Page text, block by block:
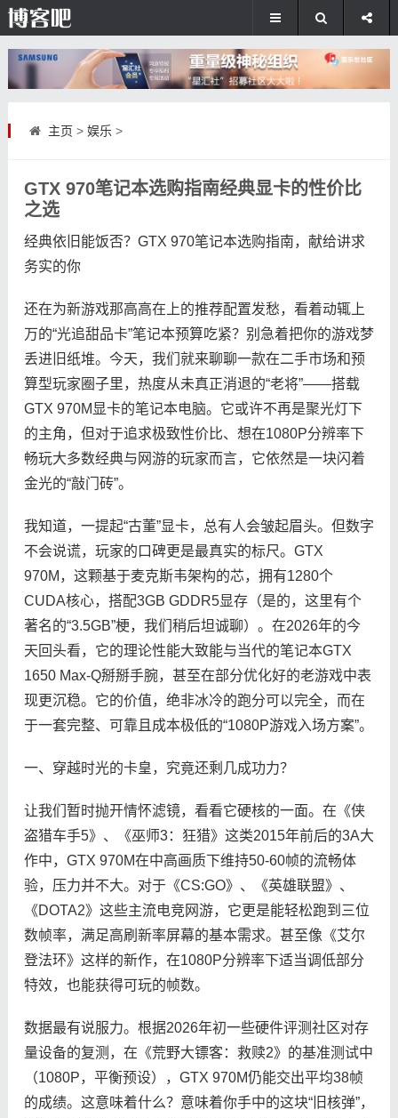
主页 > 娱乐 >
GTX 970笔记本选购指南经典显卡的性价比
之选
经典依旧能饭否？GTX 970笔记本选购指南，献给讲求
务实的你
还在为新游戏那高高在上的推荐配置发愁，看着动辄上
万的“光追甜品卡”笔记本预算吃紧？别急着把你的游戏梦
丢进旧纸堆。今天，我们就来聊聊一款在二手市场和预
算型玩家圈子里，热度从未真正消退的“老将”——搭载
GTX 970M显卡的笔记本电脑。它或许不再是聚光灯下
的主角，但对于追求极致性价比、想在1080P分辨率下
畅玩大多数经典与网游的玩家而言，它依然是一块闪着
金光的“敲门砖”。
我知道，一提起“古董”显卡，总有人会皱起眉头。但数字
不会说谎，玩家的口碑更是最真实的标尺。GTX
970M，这颗基于麦克斯韦架构的芯，拥有1280个
CUDA核心，搭配3GB GDDR5显存（是的，这里有个
著名的“3.5GB”梗，我们稍后坦诚聊）。在2026年的今
天回头看，它的理论性能大致能与当代的笔记本GTX
1650 Max-Q掰掰手腕，甚至在部分优化好的老游戏中表
现更沉稳。它的价值，绝非冰冷的跑分可以完全，而在
于一套完整、可靠且成本极低的“1080P游戏入场方案”。
一、穿越时光的卡皇，究竟还剩几成功力？
让我们暂时抛开情怀滤镜，看看它硬核的一面。在《侠
盗猎车手5》、《巫师3：狂猎》这类2015年前后的3A大
作中，GTX 970M在中高画质下维持50-60帧的流畅体
验，压力并不大。对于《CS:GO》、《英雄联盟》、
《DOTA2》这些主流电竞网游，它更是能轻松跑到三位
数帧率，满足高刷新率屏幕的基本需求。甚至像《艾尔
登法环》这样的新作，在1080P分辨率下适当调低部分
特效，也能获得可玩的帧数。
数据最有说服力。根据2026年初一些硬件评测社区对存
量设备的复测，在《荒野大镖客：救赎2》的基准测试中
（1080P，平衡预设），GTX 970M仍能交出平均38帧
的成绩。这意味着什么？意味着你手中的这块“旧核弹”，